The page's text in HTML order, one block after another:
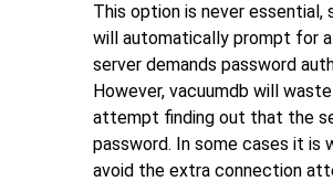
This option is never essential,
will automatically prompt for
server demands password
However, vacuumdb will
attempt finding out that the
password. In some cases it is
avoid the extra connection